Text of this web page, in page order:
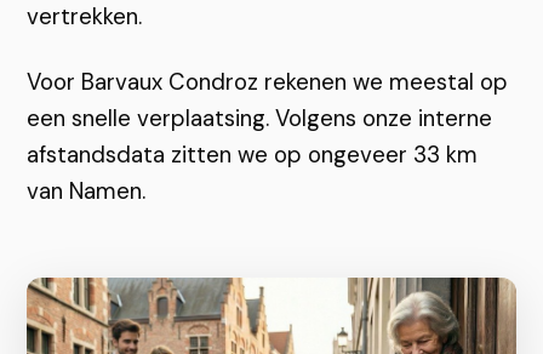
vertrekken.
Voor Barvaux Condroz rekenen we meestal op
een snelle verplaatsing. Volgens onze interne
afstandsdata zitten we op ongeveer 33 km
van Namen.